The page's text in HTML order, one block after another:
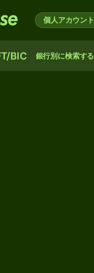
個人アカウント
BIC 銀行別に検索する